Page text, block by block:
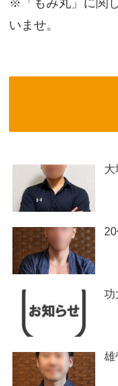
※「もみ丸」に関
いませ。
功
雄